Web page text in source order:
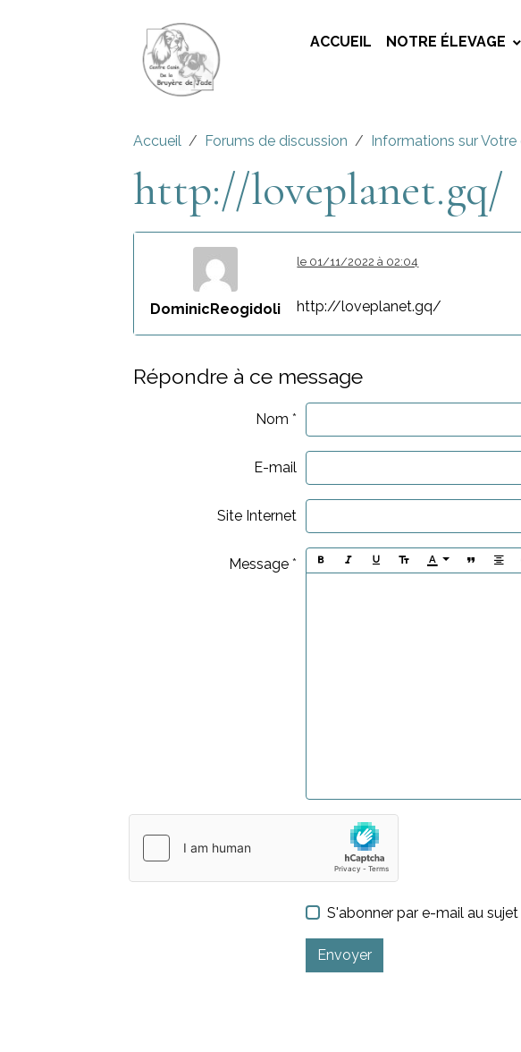
ACCUEIL NOTRE ÉLEVAGE
Accueil Forums de discussion Informations sur Votre
http://loveplanet.gq/
DominicReogidoli
le 01/11/2022 à 02:04
http://loveplanet.gq/
Répondre à ce message
Nom
E-mail
Site Internet
Message
S'abonner par e-mail au sujet
Envoyer